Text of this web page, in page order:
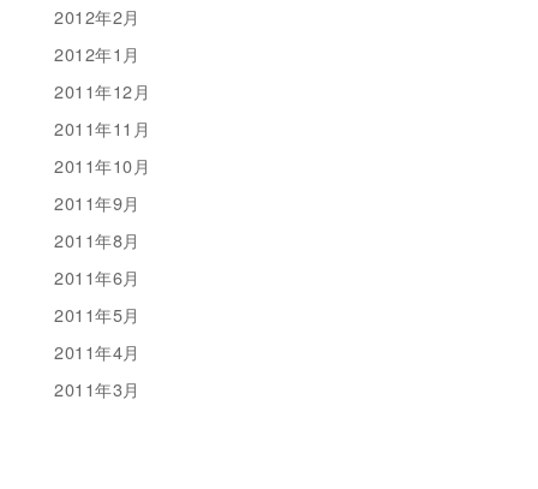
2012年2月
2012年1月
2011年12月
2011年11月
2011年10月
2011年9月
2011年8月
2011年6月
2011年5月
2011年4月
2011年3月